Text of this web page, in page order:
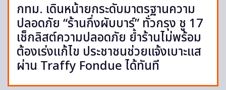
กทม. เดินหน้ายกระดับมาตรฐานความ
ปลอดภัย “ร้านกึ่งผับบาร์” ทั่วกรุง ชู 17
เช็กลิสต์ความปลอดภัย ย้ำร้านไม่พร้อม
ต้องเร่งแก้ไข ประชาชนช่วยแจ้งเบาะแส
ผ่าน Traffy Fondue ได้ทันที